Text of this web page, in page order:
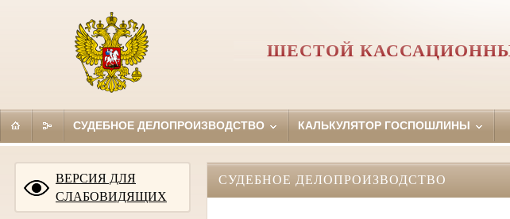
ШЕСТОЙ
СУДЕБНОЕ ДЕЛОПРОИЗВОДСТВО КАЛЬКУЛЯТОР ГОСПОШЛИНЫ
ВЕРСИЯ ДЛЯ
СЛАБОВИДЯЩИХ
СУДЕБНОЕ ДЕЛОПРОИЗВОДСТВО